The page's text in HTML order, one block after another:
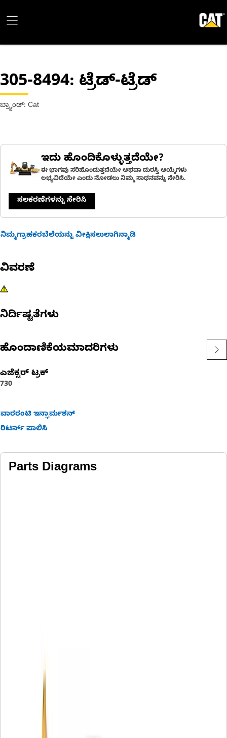
305-8494: ಟ್ರೆಡ್-ಟ್ರೆಡ್
ಬ್ರ್ಯಾಂಡ್: Cat
ಇದು ಹೊಂದಿಕೊಳ್ಳುತ್ತದೆಯೇ?
ಈ ಭಾಗವು ಸರಿಹೊಂದುತ್ತದೆಯೇ ಅಥವಾ ದುರಸ್ತಿ ಆಯ್ಕೆಗಳು
ಲಭ್ಯವಿದೆಯೇ ಎಂದು ನೋಡಲು ನಿಮ್ಮ ಸಾಧನವನ್ನು ಸೇರಿಸಿ.
ಸಲಕರಣೆಗಳನ್ನು ಸೇರಿಸಿ
ನಿಮ್ಮಗ್ರಾಹಕರಬೆಲೆಯನ್ನು ವೀಕ್ಷಿಸಲುಲಾಗಿನ್ಮಾಡಿ
ವಿವರಣೆ
ನಿರ್ದಿಷ್ಟತೆಗಳು
ಹೊಂದಾಣಿಕೆಯಮಾದರಿಗಳು
ಎಜೆಕ್ಟರ್ ಟ್ರಕ್
730
ವಾರರಂಟಿ ಇನ್ಫಾರ್ಮಶನ್
ರಿಟರ್ನ್ ಪಾಲಿಸಿ
Parts Diagrams